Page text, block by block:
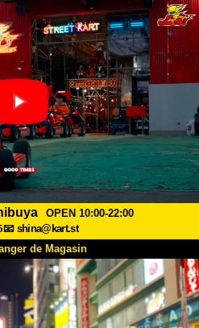
OPEN 10:00-22:00
📧 shina@kart.st
de Magasin
ACCUEIL
Tarifs